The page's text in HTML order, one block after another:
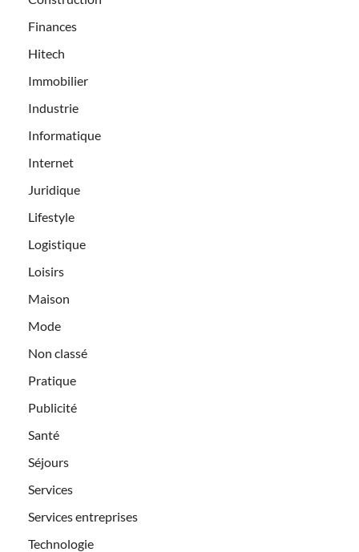
Finances
Hitech
Immobilier
Industrie
Informatique
Internet
Juridique
Lifestyle
Logistique
Loisirs
Maison
Mode
Non classé
Pratique
Publicité
Santé
Séjours
Services
Services entreprises
Technologie